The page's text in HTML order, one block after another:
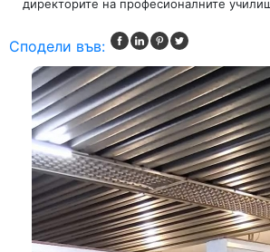
директорите на професионалните
Сподели във: